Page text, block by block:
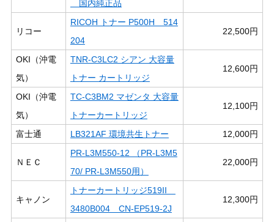
国内純正品
リコー
RICOH トナー P500H 514
204
22,500円
OKI（沖電
気）
TNR-C3LC2 シアン 大容量
トナー カートリッジ
12,600円
OKI（沖電
気）
TC-C3BM2 マゼンタ 大容量
トナーカートリッジ
12,100円
富士通 LB321AF 環境共生トナー 12,000円
ＮＥＣ
PR-L3M550-12 （PR-L3M5
70/ PR-L3M550用）
22,000円
キャノン
トナーカートリッジ519II
3480B004 CN-EP519-2J
12,300円